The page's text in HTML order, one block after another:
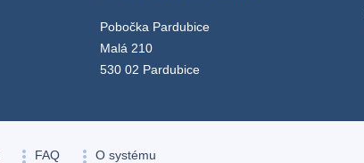
Pobočka Pardubice
Malá 210
530 02 Pardubice
more_vert FAQ more_vert O systému